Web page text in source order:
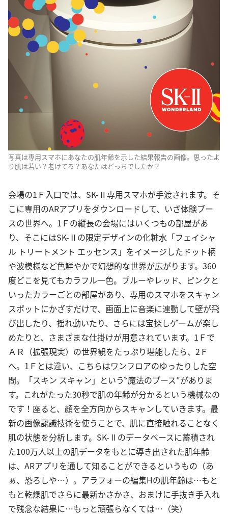
写真は専用スマホにあなたの肌年齢を示した結果報告の画像。思ったよ
り肌は若い？老けてる？あなたはどっちでしたか？
会場の1Ｆ入口では、SK-Ⅱ専用スマホが手渡されます。そ
こに専用のARアプリをダウンロードして、いざ体験ブー
スの世界へ。1Ｆの縦長の会場にはいくつもの部屋があ
り、そこにはSK-Ⅱの限定デザインの化粧水「フェイシャ
ル トリートメント エッセンス」をイメージしたドット柄
や波模様など色鮮やかで幻想的な世界が広がります。360
度どこを見てもカラフル一色。ブルーやレッド、ピンクと
いったカラーごとの部屋があり、専用のスマホをスキャン
スポットにかざすだけで、画面上に音楽に連動して壁が飛
び出したり、揺れ動いたり、さらには宝探しゲームが楽し
めたりと、さまざまな仕掛けが用意されています。1Ｆで
ＡＲ（拡張現実）の世界観をたっぷり堪能したら、2Ｆ
へ。1Ｆとは違い、こちらはワンフロアのゆったりした空
間。「スキン スキャン」という‶魔法のブース″がありま
す。これがたった30秒で肌の年齢が分かるという機械なの
です！座ると、顔を全方向からスキャンしていきます。最
新の画像認識技術を使うことで、肌に直接触れることなく
肌の状態を分析します。SK-Ⅱのデータベースに蓄積され
た100万人以上の肌データをもとに導き出された肌年齢
は、ARアプリを通して知ることができるというもの（あ
ぁ、恐ろしや…）。アラフォーの編集Hの肌年齢は…もと
もと乾燥肌でさらに最新かさかさ、おまけに手抜き手入れ
で残念な結果に…もっと頑張らなくては…（笑）